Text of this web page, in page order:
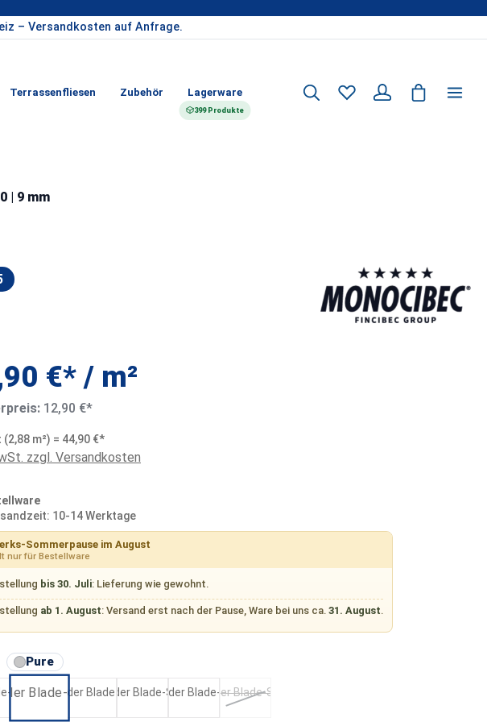
– Versandkosten auf Anfrage.
Terrassenfliesen Zubehör Lagerware
399 Produkte
| 9 mm
€* / m²
12,90 €*
(2,88 m²) = 44,90 €*
zzgl. Versandkosten
10-14 Werktage
Sommerpause im August
nur für Bestellware
bis 30. Juli: Lieferung wie gewohnt.
ab 1. August: Versand erst nach der Pause, Ware bei uns ca.31. August.
Pure auswählen